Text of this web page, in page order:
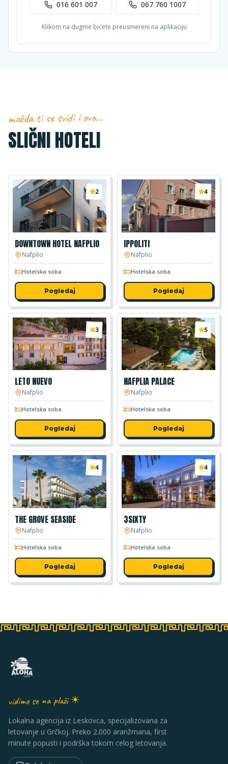
016 601 007 067 760 1007
Klikom na dugme bićete preusmereni na aplikaciju
možda ti se svidi i ovo…
SLIČNI HOTELI
2
DOWNTOWN HOTEL NAFPLIO
Nafplio
Hotelska soba
Pogledaj
4
IPPOLITI
Nafplio
Hotelska soba
Pogledaj
3
LETO NUEVO
Nafplio
Hotelska soba
Pogledaj
5
NAFPLIA PALACE
Nafplio
Hotelska soba
Pogledaj
4
THE GROVE SEASIDE
Nafplio
Hotelska soba
Pogledaj
4
3SIXTY
Nafplio
Hotelska soba
Pogledaj
vidimo se na plaži ☀
Lokalna agencija iz Leskovca, specijalizovana za
letovanje u Grčkoj. Preko 2.000 aranžmana, first
minute popusti i podrška tokom celog letovanja.